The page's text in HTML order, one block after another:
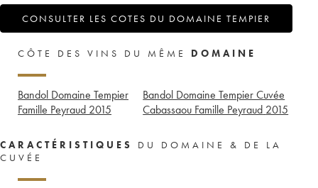
CONSULTER LES COTES DU DOMAINE TEMPIER
CÔTE DES VINS DU MÊME DOMAINE
Bandol Domaine Tempier
Famille Peyraud 2015
Bandol Domaine Tempier Cuvée
Cabassaou Famille Peyraud 2015
CARACTÉRISTIQUES
DU DOMAINE & DE LA
CUVÉE